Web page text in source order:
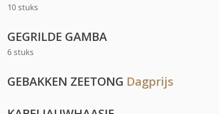
10 stuks
GEGRILDE GAMBA
6 stuks
GEBAKKEN ZEETONG Dagprijs